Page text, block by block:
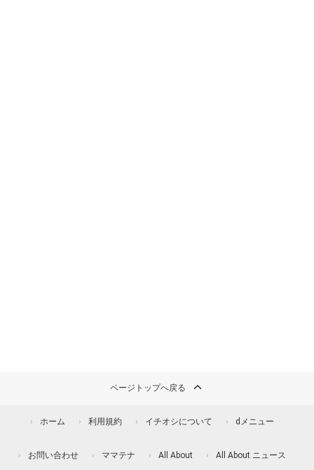
ページトップへ戻る
ホーム 利用規約 イチオシについて dメニュー
お問い合わせ ママテナ All About All About ニュース